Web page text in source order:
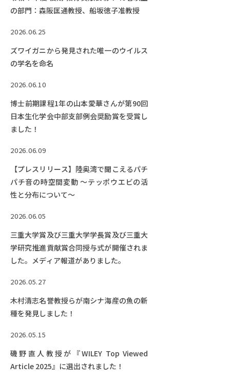
サイトマップ
キャンパスマップ
保護者の方へ
PAMPHLET
パンフレット
EVENTS
イベントカレンダー
ANPIC
ANPIC安否情報システム
の部門：森阪匡通教授、船坂徳子准教授
2026.06.25
ズワイガニから発見された唯一のウイルス
の学名を命名
2026.06.10
博士前期課程1年の山本愛華さんが第90回
日本生化学会中部支部例会奨励賞を受賞し
ました！
2026.06.09
【プレスリリース】陸奥湾で聞こえるパチ
パチ音の時空間変動 ～テッポウエビの活
性と分布について～
2026.06.05
三重大学賞及び三重大学学長賞及び三重大
学研究推進貢献賞合同授与式が開催されま
した。メディア報道がありました。
2026.05.27
木村清志名誉教授らが南シナ海産の魚の新
種を発見しました！
2026.05.15
磯野直人教授が『WILEY Top Viewed
Article 2025』に選出されました！